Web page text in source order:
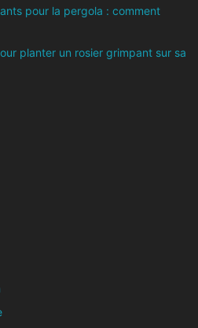
pour la pergola : comment
planter un rosier grimpant sur sa